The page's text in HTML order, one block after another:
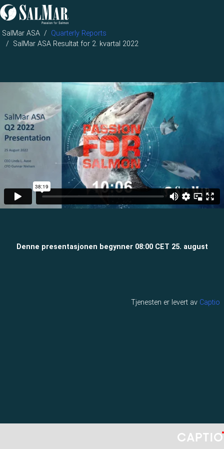
SalMar ASA
Quarterly Reports
SalMar ASA Resultat for 2. kvartal 2022
Denne presentasjonen begynner 08:00 CET 25. august
Tjenesten er levert av Captio